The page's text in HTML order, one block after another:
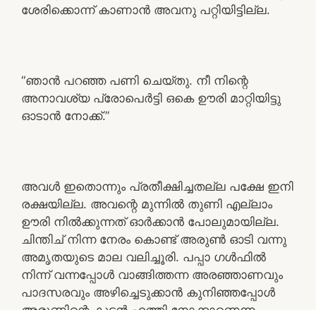
ശേരിക്കൊന്ന് കാണാൻ അവനു പറ്റിയിട്ടില്ല.
“ഞാൻ പറഞ്ഞ പണി ചെയ്തു. നീ നിന്റെ
അനാവശ്യ പ്രോപെർട്ടി ഒകെ ഊരി മാറ്റിയിട്ടു
ഓടാൻ നോക്ക്.”
അവൾ ഇതൊന്നും പ്രതീക്ഷിച്ചതല്ല പക്ഷേ ഇനി
രക്ഷയില്ല. അവന്റെ മുന്നിൽ തുണി എല്ലാം
ഊരി നിൽക്കുന്നത് ഓർക്കാൻ പോലുമായില്ല.
ചിന്തിച് നിന്ന നേരം കൊണ്ട് അരുൺ ഓടി വന്നു
അമൃതയുടെ മാല വലിച്ചൂരി. പപ്പാ ഗൾഫിൽ
നിന്ന് വന്നപ്പോൾ വാങ്ങിത്തന്ന അരഞ്ഞാണവും
പാദസരവും അഴിച്ചെടുക്കാൻ കുനിഞ്ഞപ്പോൾ